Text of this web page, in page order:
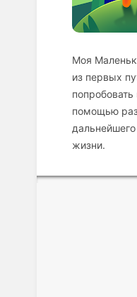
Моя
из первых
помощью
жизни.